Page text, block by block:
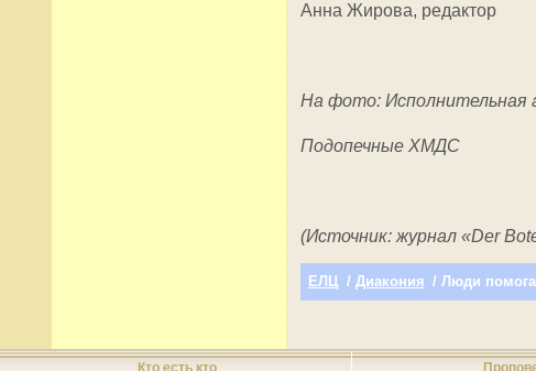
Анна Жирова, редактор
На фото:
Подопечные ХМДС
(Источник: журнал «Der
ЕЛЦ / Диакония / Люди
Кто есть кто